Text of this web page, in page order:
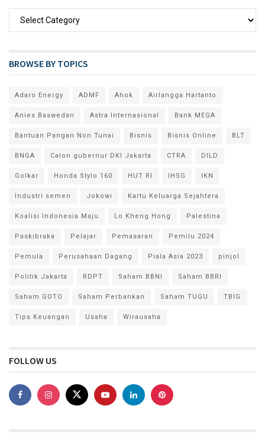
BROWSE BY TOPICS
Adaro Energy ADMF Ahok Airlangga Hartanto
Anies Baswedan Astra Internasional Bank MEGA
Bantuan Pangan Non Tunai Bisnis Bisnis Online BLT
BNGA Calon gubernur DKI Jakarta CTRA DILD
Golkar Honda Stylo 160 HUT RI IHSG IKN
Industri semen Jokowi Kartu Keluarga Sejahtera
Koalisi Indonesia Maju Lo Kheng Hong Palestina
Paskibraka Pelajar Pemasaran Pemilu 2024
Pemula Perusahaan Dagang Piala Asia 2023 pinjol
Politik Jakarta RDPT Saham BBNI Saham BBRI
Saham GOTO Saham Perbankan Saham TUGU TBIG
Tips Keuangan Usaha Wirausaha
FOLLOW US